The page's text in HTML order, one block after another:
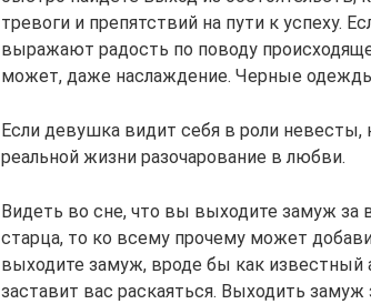
тревоги и препятствий на пути к успеху.
выражают радость по поводу
может, даже наслаждение. Черные
Если девушка видит себя в роли невесты,
реальной жизни разочарование в любви.
Видеть во сне, что вы выходите замуж за
старца, то ко всему прочему может
выходите замуж, вроде бы как известный
заставит вас раскаяться. Выходить